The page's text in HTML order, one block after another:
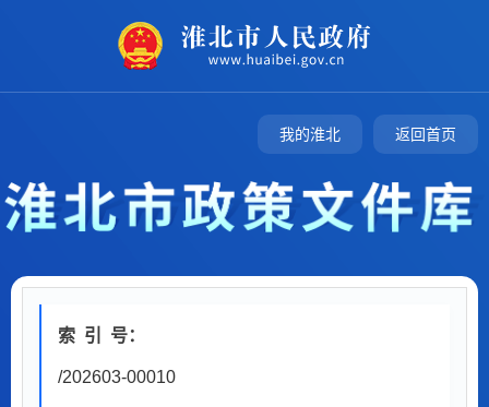
我的淮北 返回首页
索 引 号：
/202603-00010